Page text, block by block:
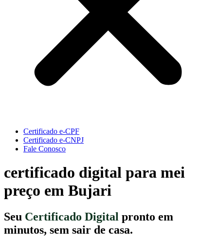
Certificado e-CPF
Certificado e-CNPJ
Fale Conosco
certificado digital para mei
preço em Bujari
Seu Certificado Digital pronto em
minutos, sem sair de casa.